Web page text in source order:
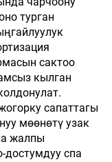
турган
сактоо
кылган
сапаттагы
мөөнөтү узак
жалпы
спа